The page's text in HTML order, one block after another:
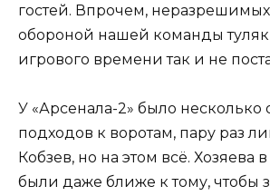
гостей. Впрочем,
обороной нашей команды
игрового времени так и не
У «Арсенала-2» было несколько
подходов к воротам, пару раз
Кобзев, но на этом всё. Хозяева
были даже ближе к тому, чтобы